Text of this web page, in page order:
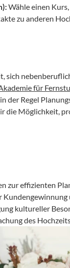
Wähle einen
zu anderen
für
der Regel
die Möglichkeit,
zur effizienten
kultureller
des